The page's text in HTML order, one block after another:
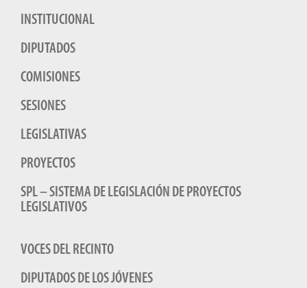
INSTITUCIONAL
DIPUTADOS
COMISIONES
SESIONES
LEGISLATIVAS
PROYECTOS
SPL – SISTEMA DE LEGISLACIÓN DE PROYECTOS
LEGISLATIVOS
VOCES DEL RECINTO
DIPUTADOS DE LOS JÓVENES